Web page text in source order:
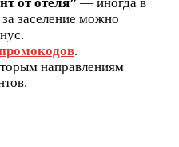
за заселение можно
.
направлениям